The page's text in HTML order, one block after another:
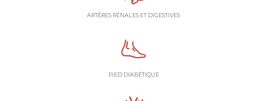
ARTÈRES RÉNALES ET DIGESTIVES
PIED DIABÉTIQUE